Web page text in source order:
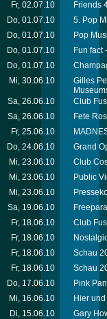
Fr, 02.07.10
Friends
Do, 01.07.10
5. Pop
Do, 01.07.10
Pop
Do, 01.07.10
Fun fact
Do, 01.07.10
Mi, 30.06.10
Gilles
Sa, 26.06.10
Club
Sa, 26.06.10
Fete
Fr, 25.06.10
Do, 24.06.10
Grand
Mi, 23.06.10
Club
Mi, 23.06.10
Public
Mi, 23.06.10
Sa, 19.06.10
Fr, 18.06.10
Club
Fr, 18.06.10
Fr, 18.06.10
Schau
Fr, 18.06.10
Schau
Do, 17.06.10
Pink
Mi, 16.06.10
Hier
Di, 15.06.10
Gary